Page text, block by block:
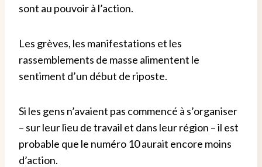
sont au pouvoir à l’action.
Les grèves, les manifestations et les
rassemblements de masse alimentent le
sentiment d’un début de riposte.
Si les gens n’avaient pas commencé à s’organiser
– sur leur lieu de travail et dans leur région – il est
probable que le numéro 10 aurait encore moins
d’action.